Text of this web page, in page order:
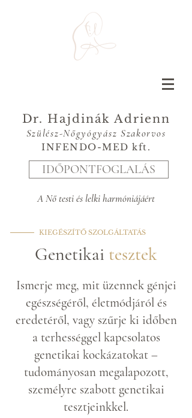
Dr. Hajdinák Adrienn
Szülész-Nőgyógyász Szakorvos
INFENDO-MED kft.
IDŐPONTFOGLALÁS
A Nő testi és lelki harmóniájáért
KIEGÉSZÍTŐ SZOLGÁLTATÁS
Genetikai tesztek
Ismerje meg, mit üzennek génjei
egészségéről, életmódjáról és
eredetéről, vagy szűrje ki időben
a terhességgel kapcsolatos
genetikai kockázatokat –
tudományosan megalapozott,
személyre szabott genetikai
tesztjeinkkel.